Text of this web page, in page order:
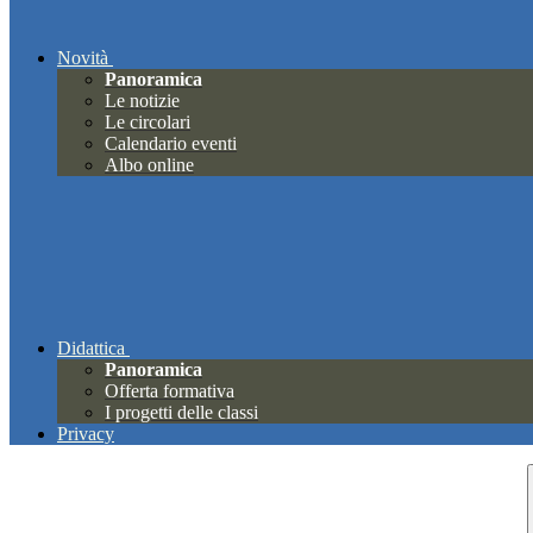
Novità
Panoramica
Le notizie
Le circolari
Calendario eventi
Albo online
Didattica
Panoramica
Offerta formativa
I progetti delle classi
Privacy